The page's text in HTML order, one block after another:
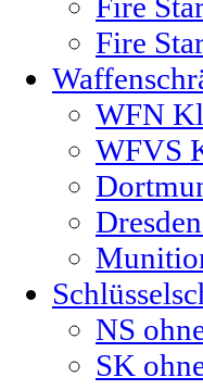
Fire
WFN
WFVS
NS
SK